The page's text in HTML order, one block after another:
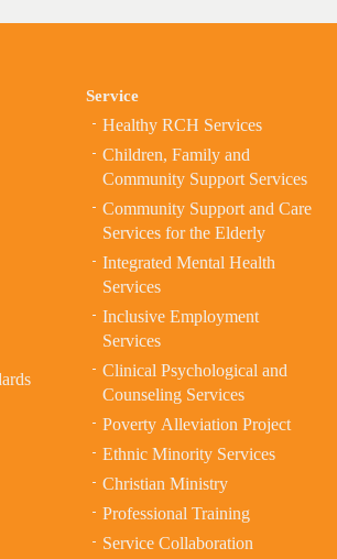
Service
Healthy RCH Services
Children, Family and
Community Support Services
Community Support and Care
Services for the Elderly
Integrated Mental Health
Services
Inclusive Employment
Services
Clinical Psychological and
Counseling Services
Poverty Alleviation Project
Ethnic Minority Services
Christian Ministry
Professional Training
Service Collaboration